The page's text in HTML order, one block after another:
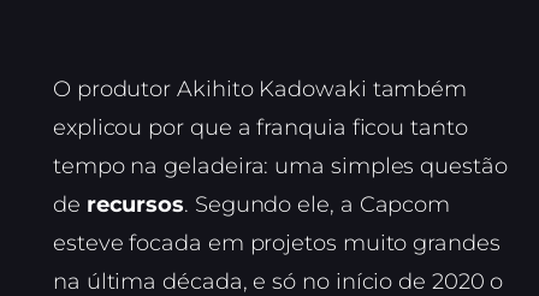
O produtor Akihito Kadowaki também
explicou por que a franquia ficou tanto
tempo na geladeira: uma simples questão
de recursos. Segundo ele, a Capcom
esteve focada em projetos muito grandes
na última década, e só no início de 2020 o